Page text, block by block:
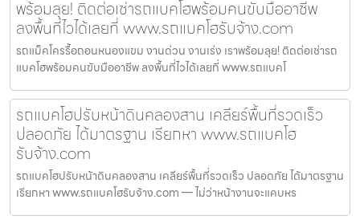
พร้อมลุย! ติดต่อเช่ารถแบคโฮพร้อมคนขับมืออาชีพ
ลงพื้นที่ไวได้เลยที่ www.รถแบคโฮรับจ้าง.com
รถแม็คโครรื้อถอนหนองแขม งานด่วน งานเร่ง เราพร้อมลุย! ติดต่อเช่ารถ
แบคโฮพร้อมคนขับมืออาชีพ ลงพื้นที่ไวได้เลยที่ www.รถแบคโ
รถแบคโฮปรับหน้าดินคลองสาน เคลียร์พื้นที่รวดเร็ว
ปลอดภัย ได้มาตรฐาน เรียกหา www.รถแบคโฮ
รับจ้าง.com
รถแบคโฮปรับหน้าดินคลองสาน เคลียร์พื้นที่รวดเร็ว ปลอดภัย ได้มาตรฐาน
เรียกหา www.รถแบคโฮรับจ้าง.com — ไม่ว่าหน้างานจะแคบหร